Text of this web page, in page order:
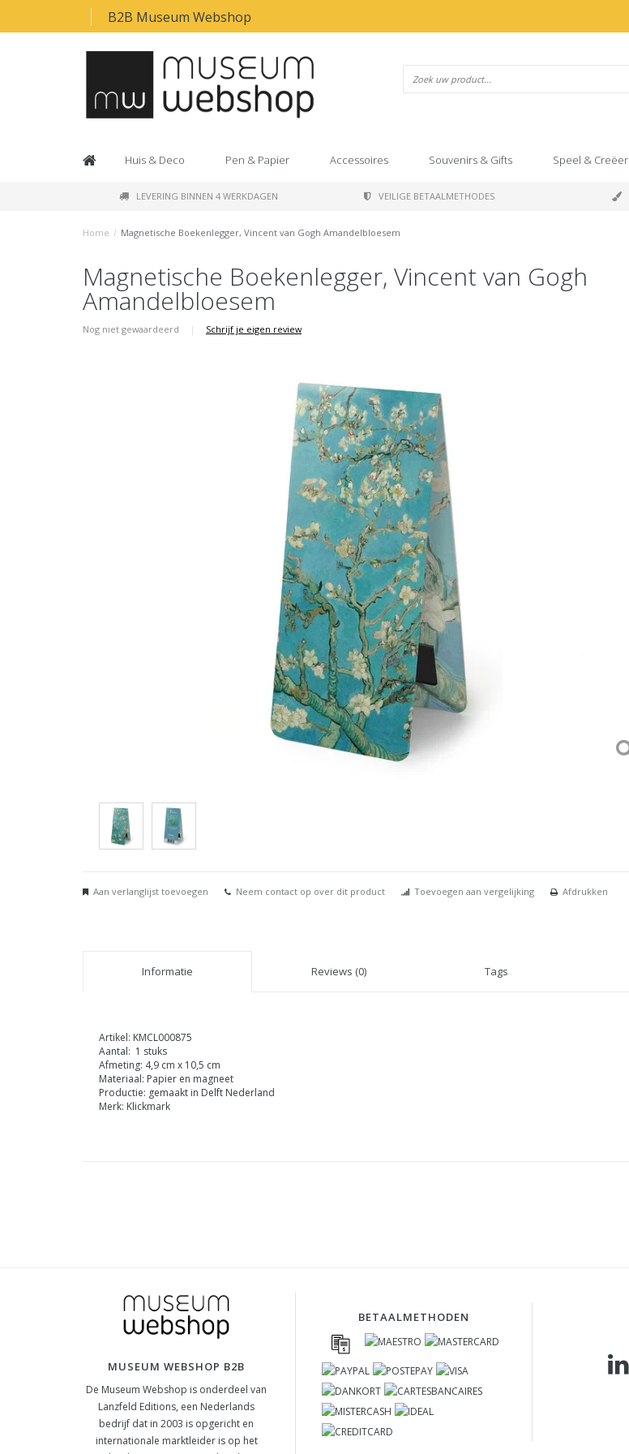
B2B Museum Webshop
Huis & Deco Pen & Papier Accessoires Souvenirs & Gifts Speel & Creëer
LEVERING BINNEN 4 WERKDAGEN VEILIGE BETAALMETHODES
Home / Magnetische Boekenlegger, Vincent van Gogh Amandelbloesem
Magnetische Boekenlegger, Vincent van Gogh
Amandelbloesem
Nog niet gewaardeerd | Schrijf je eigen review
Aan verlanglijst toevoegen Neem contact op over dit product Toevoegen aan vergelijking Afdrukken
Informatie Reviews (0) Tags
Artikel: KMCL000875
Aantal: 1 stuks
Afmeting: 4,9 cm x 10,5 cm
Materiaal: Papier en magneet
Productie: gemaakt in Delft Nederland
Merk: Klickmark
MUSEUM WEBSHOP B2B
De Museum Webshop is onderdeel van
Lanzfeld Editions, een Nederlands
bedrijf dat in 2003 is opgericht en
internationale marktleider is op het
BETAALMETHODEN